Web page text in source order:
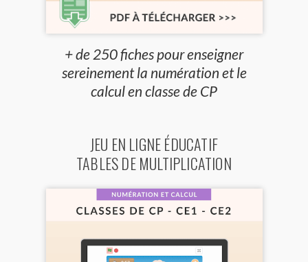
+ de 250 fiches pour enseigner
sereinement la numération et le
calcul en classe de CP
JEU EN LIGNE ÉDUCATIF
TABLES DE MULTIPLICATION